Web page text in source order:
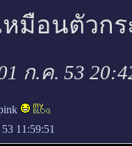
หมือนตัวกร
ก.ค. 53
11:59:51